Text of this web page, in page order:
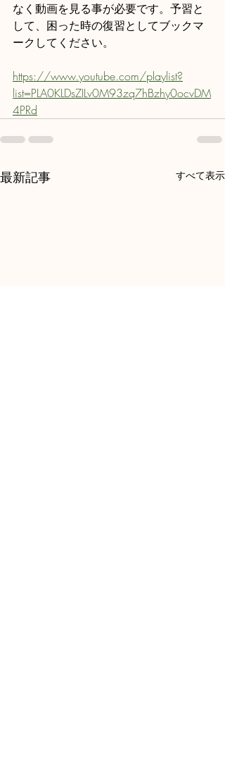
なく動画を見る事が必要です。予習と
して、困った時の復習としてブックマ
ークしてください。
https://www.youtube.com/playlist?
list=PLA0KLDsZILv0M93zq7hBzhy0ocvDM
4PRd
最新記事 すべて表示